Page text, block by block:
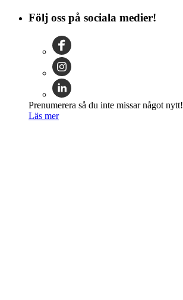
Följ oss på sociala medier!
Prenumerera så du inte missar något nytt!
Läs mer